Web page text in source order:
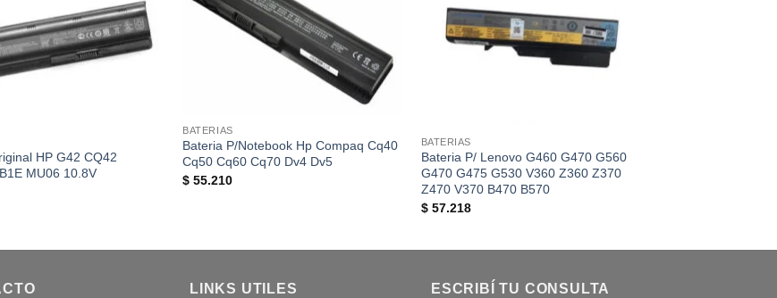
HP G42 CQ42
MU06 10.8V
BATERIAS
Bateria P/Notebook Hp Compaq Cq40
Cq50 Cq60 Cq70 Dv4 Dv5
$ 55.210
BATERIAS
Bateria P/ Lenovo G460 G470 G560
G470 G475 G530 V360 Z360 Z370
Z470 V370 B470 B570
$57.218
LINKS UTILES ESCRIBÍ TU CONSULTA